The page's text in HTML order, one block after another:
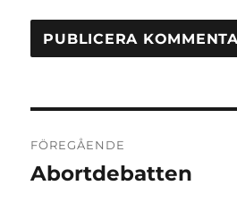
FÖREGÅENDE
Föregående
Abortdebatten